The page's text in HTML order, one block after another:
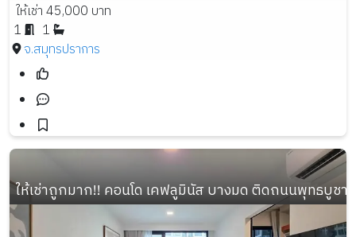
ให้เช่า 45,000 บาท
1
1
จ.สมุทรปราการ
ให้เช่าถูกมาก!! คอนโด เคฟลูมินัส บางมด ติดถนนพุทธบูชา